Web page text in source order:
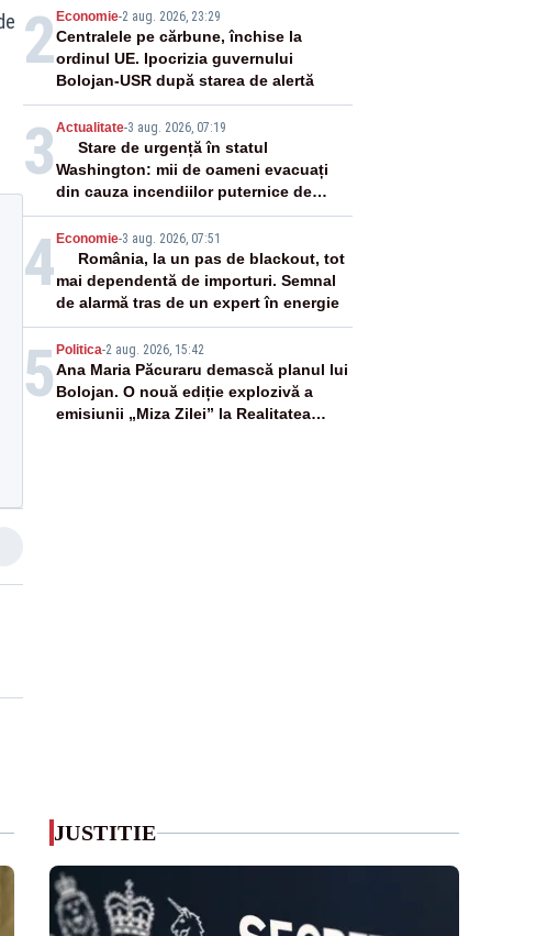
2 Economie-2 aug. 2026, 23:29
Centralele pe cărbune, închise la
ordinul UE. Ipocrizia guvernului
Bolojan-USR după starea de alertă
3 Actualitate-3 aug. 2026, 07:19
Stare de urgență în statul
Washington: mii de oameni evacuați
din cauza incendiilor puternice de
vegetație
4 Economie-3 aug. 2026, 07:51
România, la un pas de blackout, tot
mai dependentă de importuri. Semnal
de alarmă tras de un expert în energie
5 Politica-2 aug. 2026, 15:42
Ana Maria Păcuraru demască planul lui
Bolojan. O nouă ediție explozivă a
emisiunii „Miza Zilei” la Realitatea
JUSTITIE